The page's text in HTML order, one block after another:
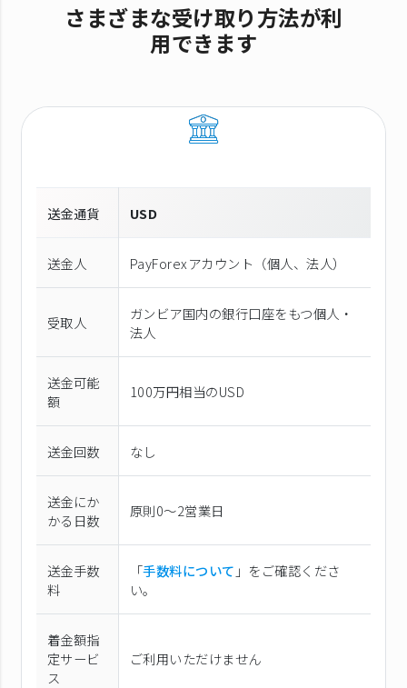
さまざまな受け取り方法が利
用できます
送金通貨 USD
送金人 PayForexアカウント（個⼈、法⼈）
受取人
ガンビア国内の銀行口座をもつ個人・
法人
送金可能
額
100万円相当のUSD
送金回数 なし
送金にか
かる日数
原則0〜2営業日
送金手数
料
「手数料について 」をご確認くださ
い。
着金額指
定サービ
ス
ご利用いただけません